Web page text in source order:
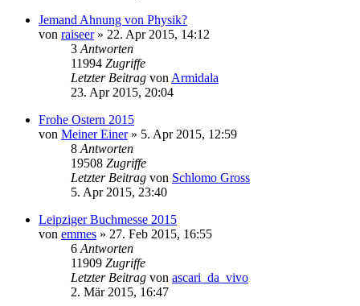
Jemand Ahnung von Physik?
von raiseer» 22. Apr 2015, 14:12
3 Antworten
11994 Zugriffe
Letzter Beitrag von Armidala
23. Apr 2015, 20:04
Frohe Ostern 2015
von Meiner Einer» 5. Apr 2015, 12:59
8 Antworten
19508 Zugriffe
Letzter Beitrag von Schlomo Gross
5. Apr 2015, 23:40
Leipziger Buchmesse 2015
von emmes » 27. Feb 2015, 16:55
6 Antworten
11909 Zugriffe
Letzter Beitrag von ascari_da_vivo
2. Mär 2015, 16:47